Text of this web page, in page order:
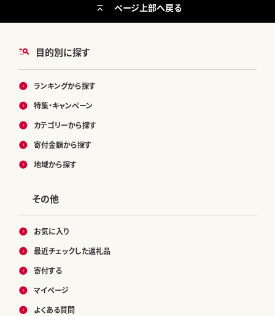
目的別に探す
ランキングから探す
特集・キャンペーン
カテゴリーから探す
寄付金額から探す
地域から探す
その他
お気に入り
最近チェックした返礼品
寄付する
マイページ
よくある質問
ページ上部へ戻る